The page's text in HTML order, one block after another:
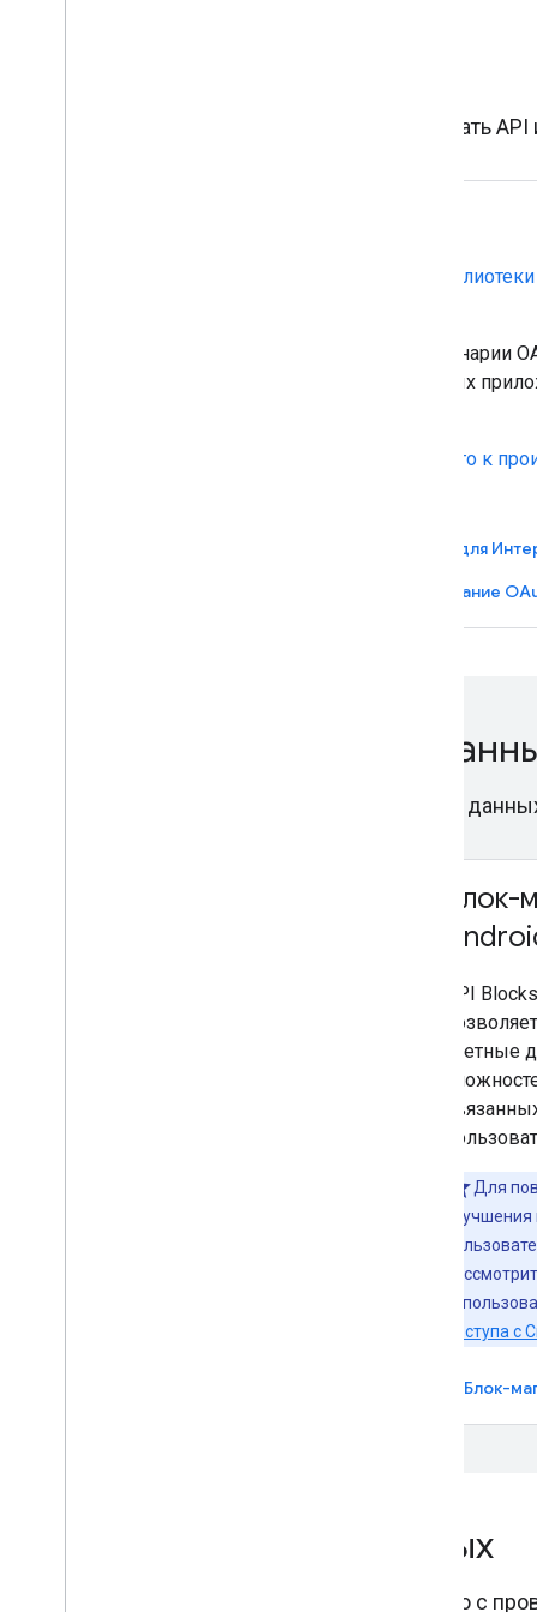
Разрешите своему приложению использовать
клиентские библиотеки
Google поддерживает распространенные сценарии
веб-сервера, клиентской части, установленных
и подготовьте его к
Авторизация для
Использование
Управление учетными
Безопасное хранение и получение учетных
Блок-
API
учетные
Для
доступа с
Блок-
Проверка учетных данных
Включите многофакторную аутентификацию с